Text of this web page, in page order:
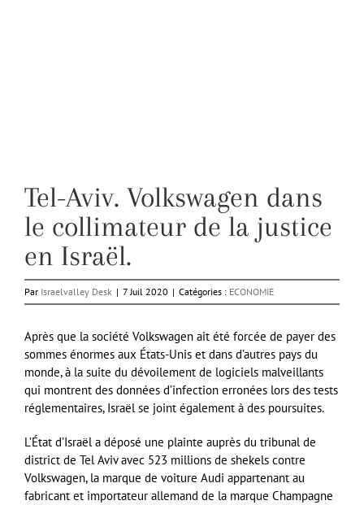
Tel-Aviv. Volkswagen dans
le collimateur de la justice
en Israël.
Par Israelvalley Desk | 7 Juil 2020 | Catégories : ECONOMIE
Après que la société Volkswagen ait été forcée de payer des
sommes énormes aux États-Unis et dans d’autres pays du
monde, à la suite du dévoilement de logiciels malveillants
qui montrent des données d’infection erronées lors des tests
réglementaires, Israël se joint également à des poursuites.
L’État d’Israël a déposé une plainte auprès du tribunal de
district de Tel Aviv avec 523 millions de shekels contre
Volkswagen, la marque de voiture Audi appartenant au
fabricant et importateur allemand de la marque Champagne